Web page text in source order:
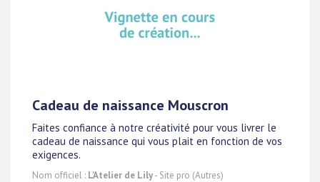
Cadeau de naissance Mouscron
Faites confiance à notre créativité pour vous livrer le
cadeau de naissance qui vous plait en fonction de vos
exigences.
Nom officiel : L'Atelier de Lily- Site pro (Autres)